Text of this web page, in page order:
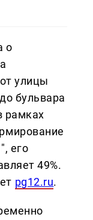
о
улицы
бульвара
рамках
его
49%.
pg12.ru.